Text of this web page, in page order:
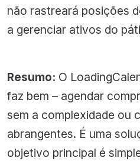
não rastreará posições
a gerenciar ativos do
Resumo: O
faz bem – agendar
sem a complexidade ou
abrangentes. É uma
objetivo principal é